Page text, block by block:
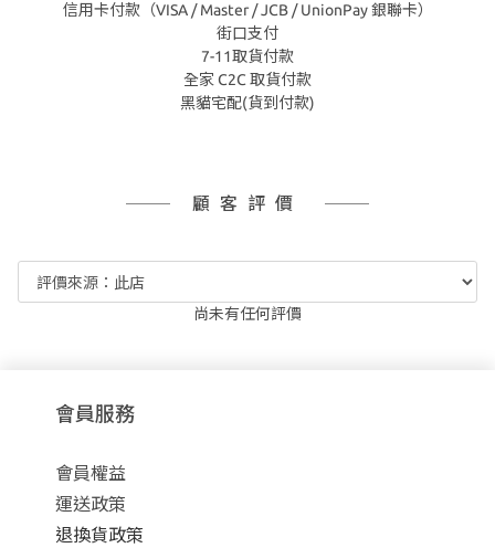
信用卡付款（VISA / Master / JCB / UnionPay 銀聯卡）
街口支付
7-11取貨付款
全家 C2C 取貨付款
黑貓宅配(貨到付款)
顧客評價
尚未有任何評價
會員服務
會員權益
運送政策
退換貨政策